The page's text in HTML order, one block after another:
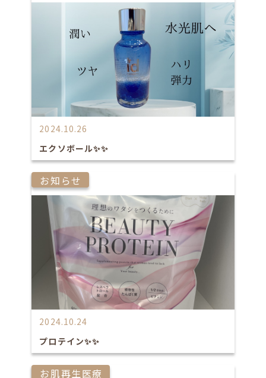
2024.10.26
エクソボール✨✨
お知らせ
2024.10.24
プロテイン✨✨
お肌再生医療